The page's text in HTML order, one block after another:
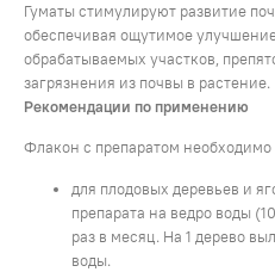
Гуматы стимулируют развитие
обеспечивая ощутимое
обрабатываемых участков,
загрязнения из почвы в растение.
Рекомендации по применению
Флакон с препаратом необходимо
для плодовых деревьев и
препарата на ведро воды
раз в месяц. На 1 дерево
воды.